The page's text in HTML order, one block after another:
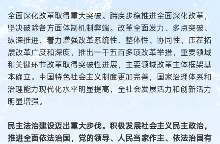
全面深化改革取得重大突破。蹄疾步稳推进全面深化改革，
坚决破除各方面体制机制弊端。改革全面发力、多点突破、
纵深推进，着力增强改革系统性、整体性、协同性，压茬拓
展改革广度和深度，推出一千五百多项改革举措，重要领域
和关键环节改革取得突破性进展，主要领域改革主体框架基
本确立。中国特色社会主义制度更加完善，国家治理体系和
治理能力现代化水平明显提高，全社会发展活力和创新活力
明显增强。
民主法治建设迈出重大步伐。积极发展社会主义民主政治，
推进全面依法治国，党的领导、人民当家作主、依法治国有